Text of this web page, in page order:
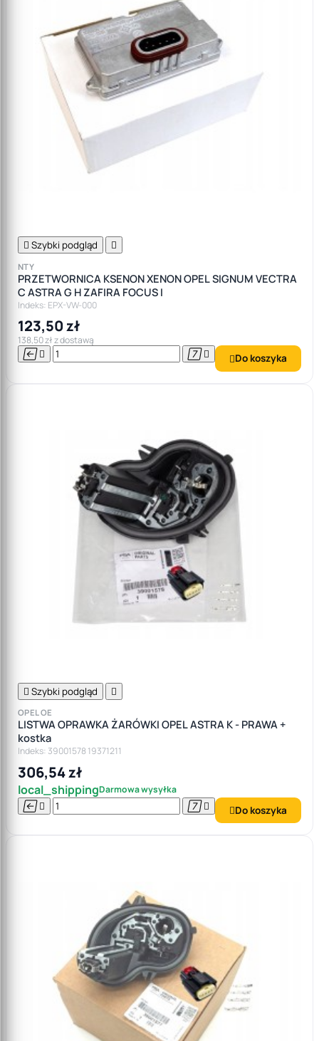
 Szybki podgląd 
NTY
PRZETWORNICA KSENON XENON OPEL SIGNUM VECTRA
C ASTRA G H ZAFIRA FOCUS I
Indeks: EPX-VW-000
123,50 zł
138,50 zł z dostawą
    Do koszyka
 Szybki podgląd 
OPEL OE
LISTWA OPRAWKA ŻARÓWKI OPEL ASTRA K - PRAWA +
kostka
Indeks: 39001578 19371211
306,54 zł
local_shippingDarmowa wysyłka
    Do koszyka